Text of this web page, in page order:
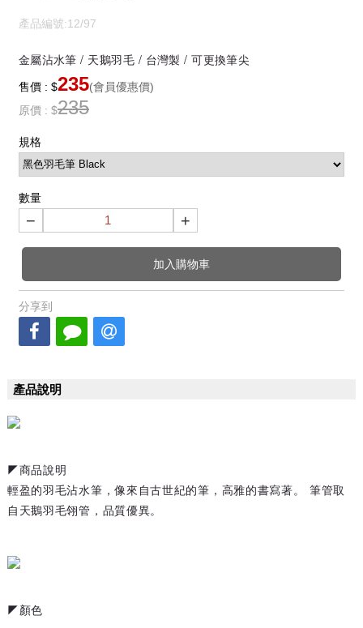
產品編號:12/97
金屬沾水筆 / 天鵝羽毛 / 台灣製 / 可更換筆尖
售價 : $235(會員優惠價)
原價 : $235
規格
數量
− +
加入購物車
分享到
產品說明
◤商品說明
輕盈的羽毛沾水筆，像來自古世紀的筆，高雅的書寫著。 筆管取
自天鵝羽毛翎管，品質優異。
◤顏色